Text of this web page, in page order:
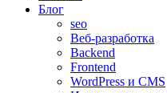
Блог
seo
Веб-разработка
Backend
Frontend
WordPress и CMS